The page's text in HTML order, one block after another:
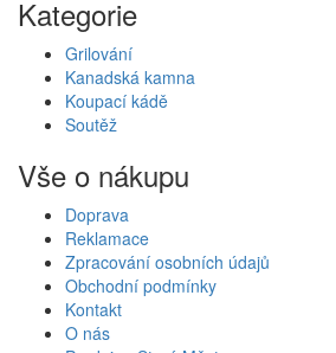
Kategorie
Grilování
Kanadská kamna
Koupací kádě
Soutěž
Vše o nákupu
Doprava
Reklamace
Zpracování osobních údajů
Obchodní podmínky
Kontakt
O nás